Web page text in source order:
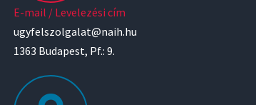
E-mail / Levelezési cím
ugyfelszolgalat@naih.hu
1363 Budapest, Pf.: 9.